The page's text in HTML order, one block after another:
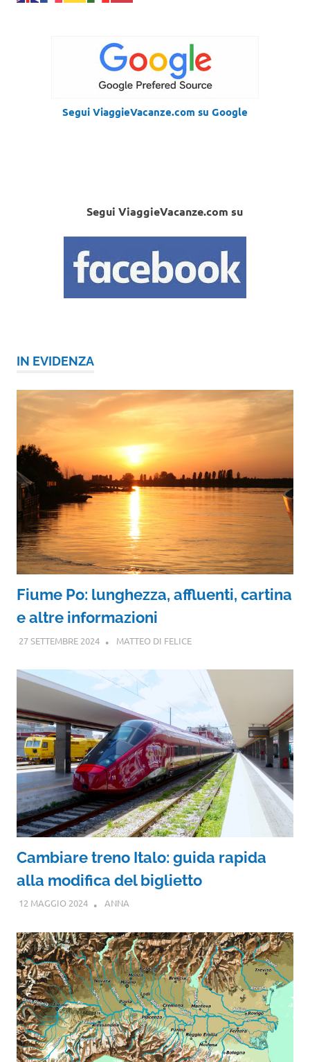
Segui ViaggieVacanze.com su Google
Segui ViaggieVacanze.com su
IN EVIDENZA
Fiume Po: lunghezza, affluenti, cartina
e altre informazioni
27 SETTEMBRE 2024 MATTEO DI FELICE
Cambiare treno Italo: guida rapida
alla modifica del biglietto
12 MAGGIO 2024 ANNA